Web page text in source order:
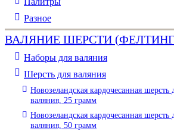
Разное
ВАЛЯНИЕ ШЕРСТИ
Наборы для валяния
Шерсть для валяния
Новозеландская кардочесанная шерсть
валяния, 25 грамм
Новозеландская кардочесанная шерсть
валяния, 50 грамм